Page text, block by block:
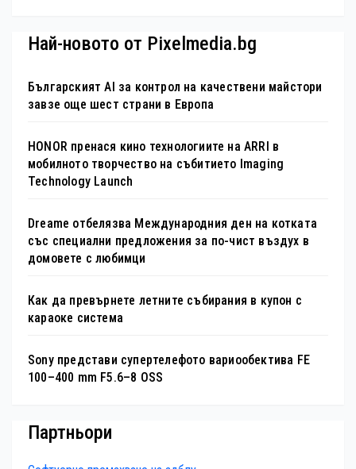
Най-новото от Pixelmedia.bg
Българският AI за контрол на качествени майстори
завзе още шест страни в Европа
HONOR пренася кино технологиите на ARRI в
мобилното творчество на събитието Imaging
Technology Launch
Dreame отбелязва Международния ден на котката
със специални предложения за по-чист въздух в
домовете с любимци
Как да превърнете летните събирания в купон с
караоке система
Sony представи супертелефото вариообектива FE
100–400 mm F5.6–8 OSS
Партньори